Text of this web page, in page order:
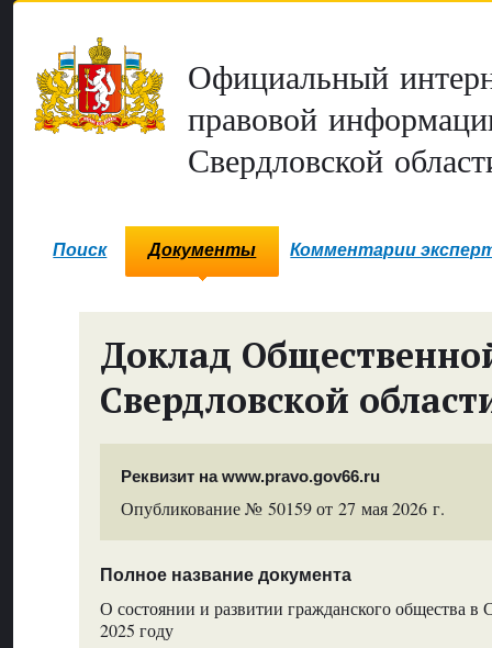
Официальный
правовой
Свердловской
Поиск Документы Комментарии
Доклад
Свердловской
Реквизит на www.pravo.gov66.ru
Опубликование № 50159 от 27 мая 2026 г.
Полное название документа
О состоянии и развитии гражданского общества в
2025 году